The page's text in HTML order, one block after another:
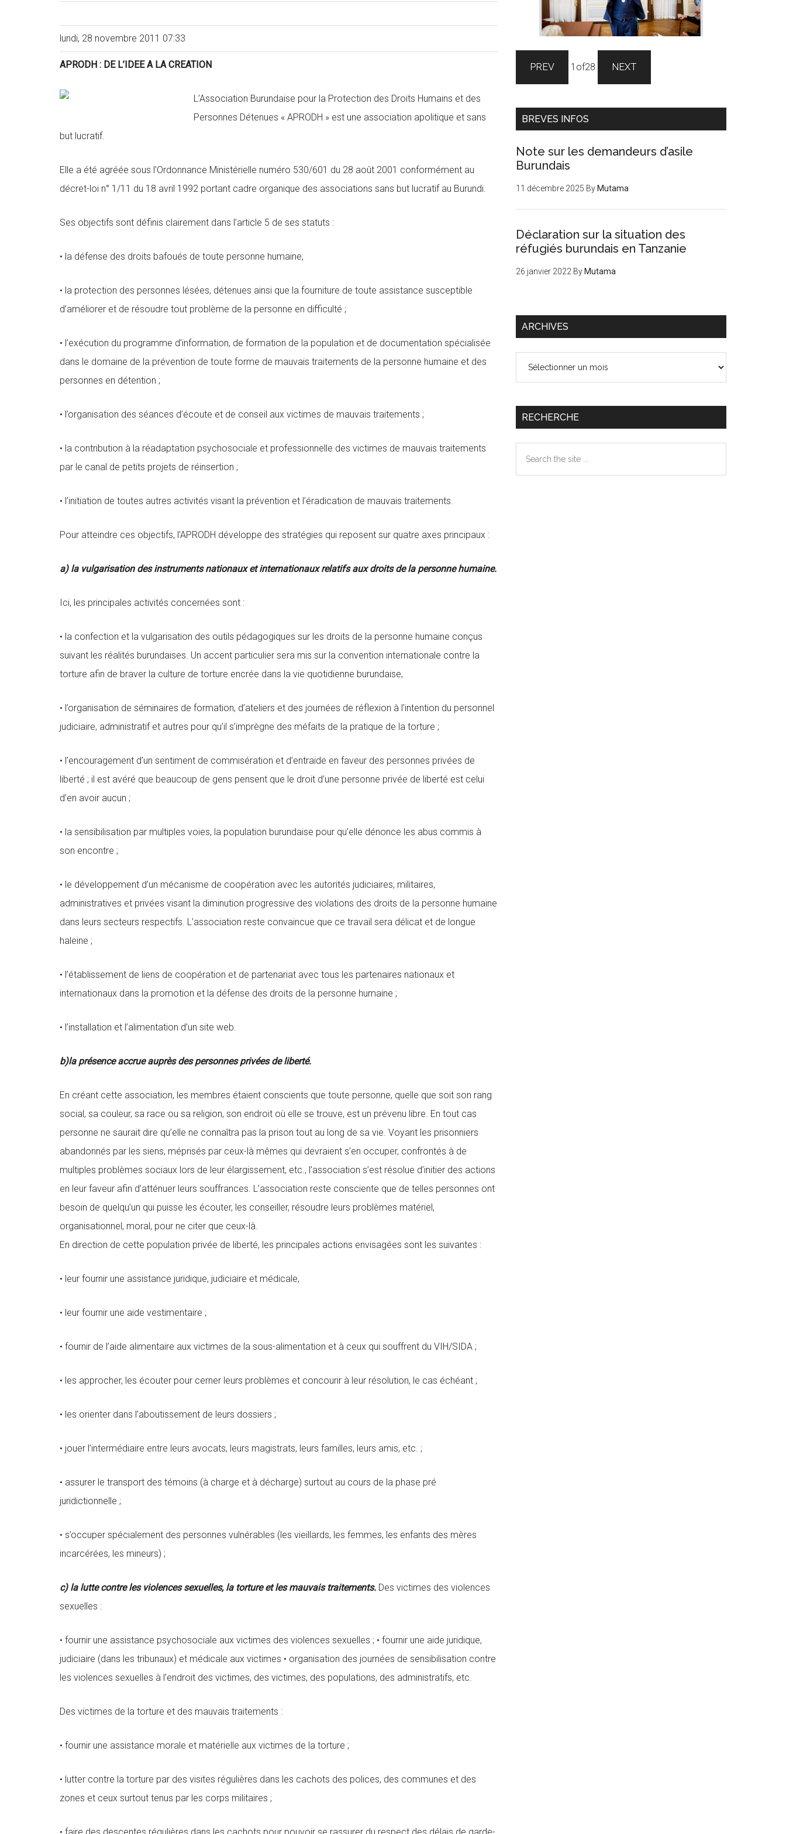
lundi, 28 novembre 2011 07:33
APRODH : DE L’IDEE A LA CREATION
L’Association Burundaise pour la Protection des Droits Humains et des
Personnes Détenues « APRODH » est une association apolitique et sans
but lucratif.
Elle a été agréée sous l’Ordonnance Ministérielle numéro 530/601 du 28 août 2001 conformément au
décret-loi n° 1/11 du 18 avril 1992 portant cadre organique des associations sans but lucratif au Burundi.
Ses objectifs sont définis clairement dans l’article 5 de ses statuts :
• la défense des droits bafoués de toute personne humaine,
• la protection des personnes lésées, détenues ainsi que la fourniture de toute assistance susceptible
d’améliorer et de résoudre tout problème de la personne en difficulté ;
• l’exécution du programme d’information, de formation de la population et de documentation spécialisée
dans le domaine de la prévention de toute forme de mauvais traitements de la personne humaine et des
personnes en détention ;
• l’organisation des séances d’écoute et de conseil aux victimes de mauvais traitements ;
• la contribution à la réadaptation psychosociale et professionnelle des victimes de mauvais traitements
par le canal de petits projets de réinsertion ;
• l’initiation de toutes autres activités visant la prévention et l’éradication de mauvais traitements.
Pour atteindre ces objectifs, l’APRODH développe des stratégies qui reposent sur quatre axes principaux :
a) la vulgarisation des instruments nationaux et internationaux relatifs aux droits de la personne humaine.
Ici, les principales activités concernées sont :
• la confection et la vulgarisation des outils pédagogiques sur les droits de la personne humaine conçus
suivant les réalités burundaises. Un accent particulier sera mis sur la convention internationale contre la
torture afin de braver la culture de torture encrée dans la vie quotidienne burundaise,
• l’organisation de séminaires de formation, d’ateliers et des journées de réflexion à l’intention du personnel
judiciaire, administratif et autres pour qu’il s’imprègne des méfaits de la pratique de la torture ;
• l’encouragement d’un sentiment de commisération et d’entraide en faveur des personnes privées de
liberté ; il est avéré que beaucoup de gens pensent que le droit d’une personne privée de liberté est celui
d’en avoir aucun ;
• la sensibilisation par multiples voies, la population burundaise pour qu’elle dénonce les abus commis à
son encontre ;
• le développement d’un mécanisme de coopération avec les autorités judiciaires, militaires,
administratives et privées visant la diminution progressive des violations des droits de la personne humaine
dans leurs secteurs respectifs. L’association reste convaincue que ce travail sera délicat et de longue
haleine ;
• l’établissement de liens de coopération et de partenariat avec tous les partenaires nationaux et
internationaux dans la promotion et la défense des droits de la personne humaine ;
• l’installation et l’alimentation d’un site web.
b)la présence accrue auprès des personnes privées de liberté.
En créant cette association, les membres étaient conscients que toute personne, quelle que soit son rang
social, sa couleur, sa race ou sa religion, son endroit où elle se trouve, est un prévenu libre. En tout cas
personne ne saurait dire qu’elle ne connaîtra pas la prison tout au long de sa vie. Voyant les prisonniers
abandonnés par les siens, méprisés par ceux-là mêmes qui devraient s’en occuper, confrontés à de
multiples problèmes sociaux lors de leur élargissement, etc., l’association s’est résolue d’initier des actions
en leur faveur afin d’atténuer leurs souffrances. L’association reste consciente que de telles personnes ont
besoin de quelqu’un qui puisse les écouter, les conseiller, résoudre leurs problèmes matériel,
organisationnel, moral, pour ne citer que ceux-là.
En direction de cette population privée de liberté, les principales actions envisagées sont les suivantes :
• leur fournir une assistance juridique, judiciaire et médicale,
• leur fournir une aide vestimentaire ;
• fournir de l’aide alimentaire aux victimes de la sous-alimentation et à ceux qui souffrent du VIH/SIDA ;
• les approcher, les écouter pour cerner leurs problèmes et concourir à leur résolution, le cas échéant ;
• les orienter dans l’aboutissement de leurs dossiers ;
• jouer l’intermédiaire entre leurs avocats, leurs magistrats, leurs familles, leurs amis, etc. ;
• assurer le transport des témoins (à charge et à décharge) surtout au cours de la phase pré
juridictionnelle ;
• s’occuper spécialement des personnes vulnérables (les vieillards, les femmes, les enfants des mères
incarcérées, les mineurs) ;
c) la lutte contre les violences sexuelles, la torture et les mauvais traitements. Des victimes des violences
sexuelles :
• fournir une assistance psychosociale aux victimes des violences sexuelles ; • fournir une aide juridique,
judiciaire (dans les tribunaux) et médicale aux victimes • organisation des journées de sensibilisation contre
les violences sexuelles à l’endroit des victimes, des victimes, des populations, des administratifs, etc.
Des victimes de la torture et des mauvais traitements :
• fournir une assistance morale et matérielle aux victimes de la torture ;
• lutter contre la torture par des visites régulières dans les cachots des polices, des communes et des
zones et ceux surtout tenus par les corps militaires ;
• faire des descentes régulières dans les cachots pour pouvoir se rassurer du respect des délais de garde-
PREV 1 of28 NEXT
BREVES INFOS
Note sur les demandeurs d’asile
Burundais
11 décembre 2025 By Mutama
Déclaration sur la situation des
réfugiés burundais en Tanzanie
26 janvier 2022 By Mutama
ARCHIVES
RECHERCHE
the